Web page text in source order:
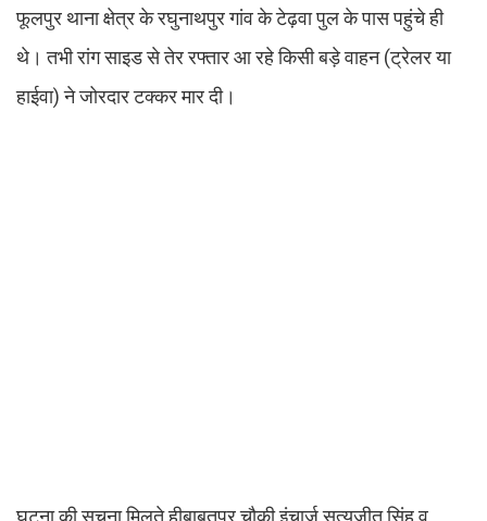
फूलपुर थाना क्षेत्र के रघुनाथपुर गांव के टेढ़वा पुल के पास पहुंचे ही
थे। तभी रांग साइड से तेर रफ्तार आ रहे किसी बड़े वाहन (ट्रेलर या
हाईवा) ने जोरदार टक्कर मार दी।
घटना की सूचना मिलते हीबाबतपुर चौकी इंचार्ज सत्यजीत सिंह व